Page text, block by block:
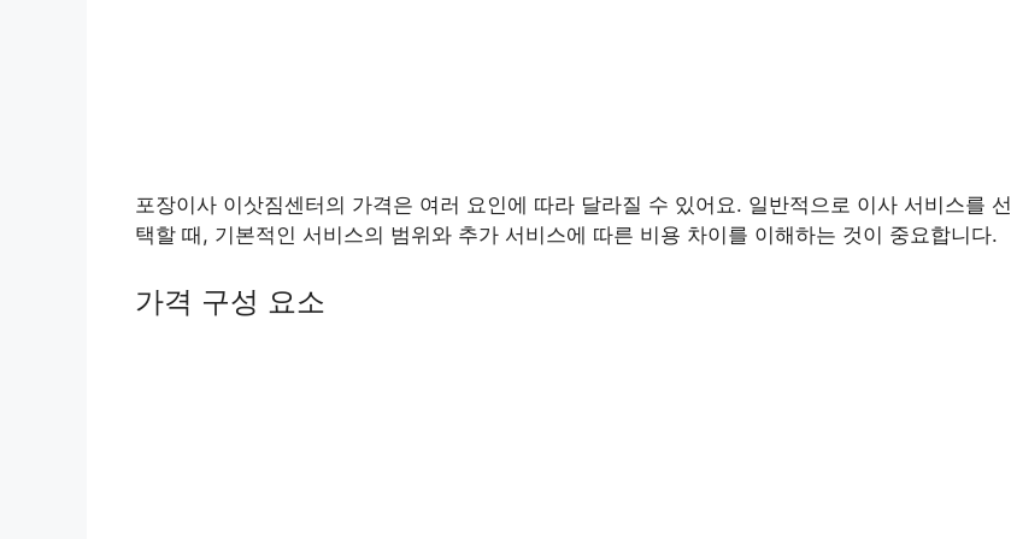
포장이사 이삿짐센터의 가격은 여러 요인에 따라 달라질 수 있어요. 일반적으로 이사 서비스를 선
택할 때, 기본적인 서비스의 범위와 추가 서비스에 따른 비용 차이를 이해하는 것이 중요합니다.
가격 구성 요소